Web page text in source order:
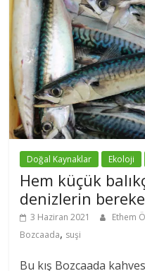
Doğal Kaynaklar Ekoloji
Hem küçük
denizlerin
3 Haziran 2021 Ethem
Bozcaada, suşi
Bu kış Bozcaada